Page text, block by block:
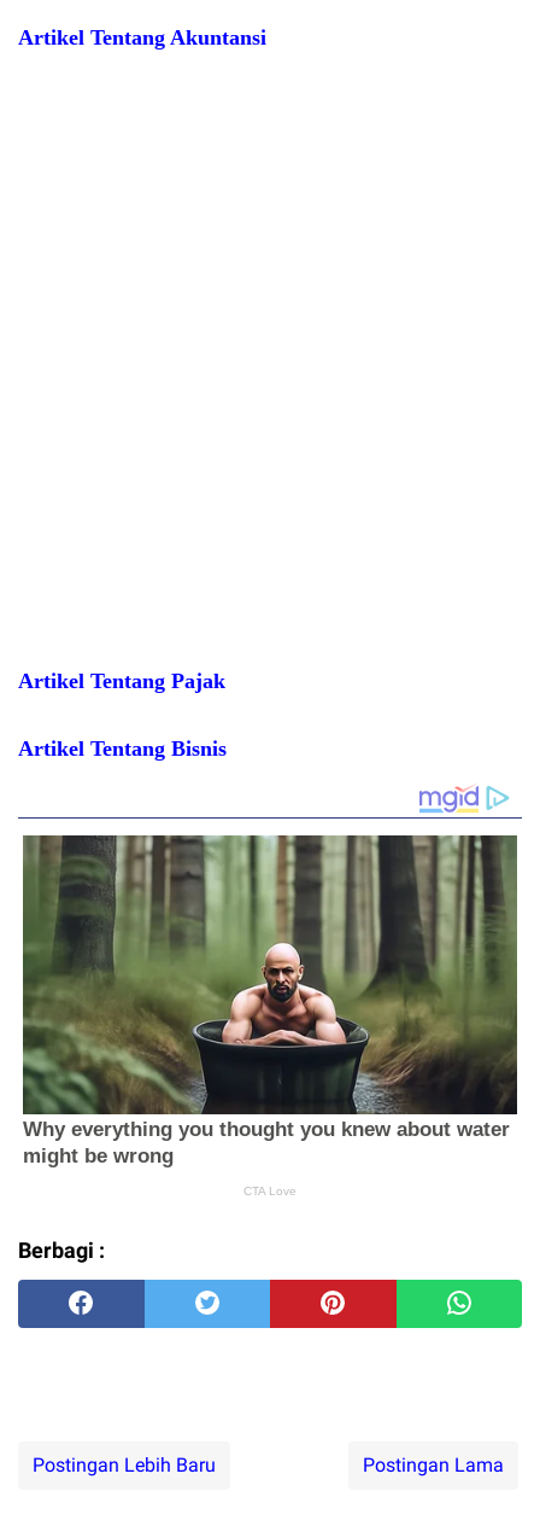
Artikel Tentang Akuntansi
Artikel Tentang Pajak
Artikel Tentang Bisnis
Berbagi :
Postingan Lebih Baru Postingan Lama